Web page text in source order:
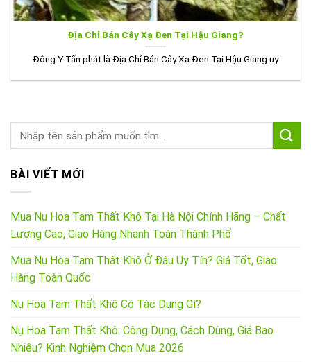
Địa Chỉ Bán Cây Xạ Đen Tại Hậu Giang?
Đông Y Tấn phát là Địa Chỉ Bán Cây Xạ Đen Tại Hậu Giang uy
BÀI VIẾT MỚI
Mua Nụ Hoa Tam Thất Khô Tại Hà Nội Chính Hãng – Chất
Lượng Cao, Giao Hàng Nhanh Toàn Thành Phố
Mua Nụ Hoa Tam Thất Khô Ở Đâu Uy Tín? Giá Tốt, Giao
Hàng Toàn Quốc
Nụ Hoa Tam Thất Khô Có Tác Dụng Gì?
Nụ Hoa Tam Thất Khô: Công Dụng, Cách Dùng, Giá Bao
Nhiêu? Kinh Nghiệm Chọn Mua 2026